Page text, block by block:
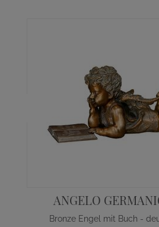
ANGELO
Bronze Engel mit Buch -